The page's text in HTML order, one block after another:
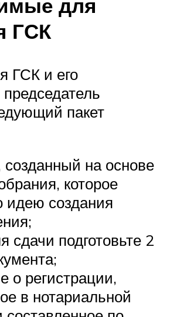
для
ГСК
ГСК и его
пакет
созданный на основе
которое
идею создания
сдачи подготовьте 2
о регистрации,
в нотариальной